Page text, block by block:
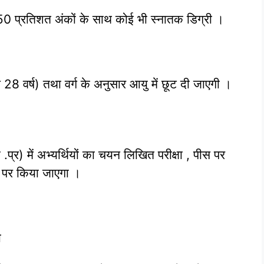
50 प्रतिशत अंकों के साथ कोई भी स्‍नातक डिग्री ।
वर्ष) तथा वर्ग के अनुसार आयु में छूट दी जाएगी ।
में अभ्‍यर्थियों का चयन लिखित परीक्षा , पीस पर
किया जाएगा ।